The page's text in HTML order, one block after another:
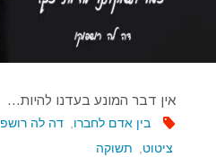
אין דבר המונע בעדנו להיות…
בין אדם לחברו דה לה
ציטוט
תשוקה